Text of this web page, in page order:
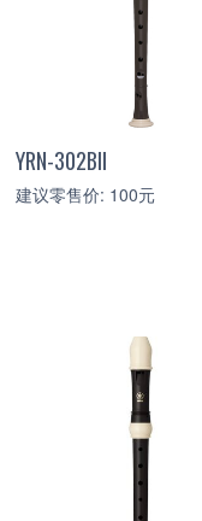
YRN-302BII
建议零售价: 100元